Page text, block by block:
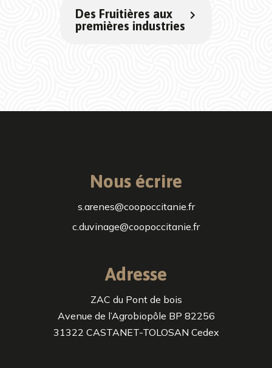
Des Fruitières aux
premières industries
Nous écrire
s.arenes@coopoccitanie.fr
c.duvinage@coopoccitanie.fr
Adresse
ZAC du Pont de bois
Avenue de l’Agrobiopôle BP 82256
31322 CASTANET-TOLOSAN Cedex